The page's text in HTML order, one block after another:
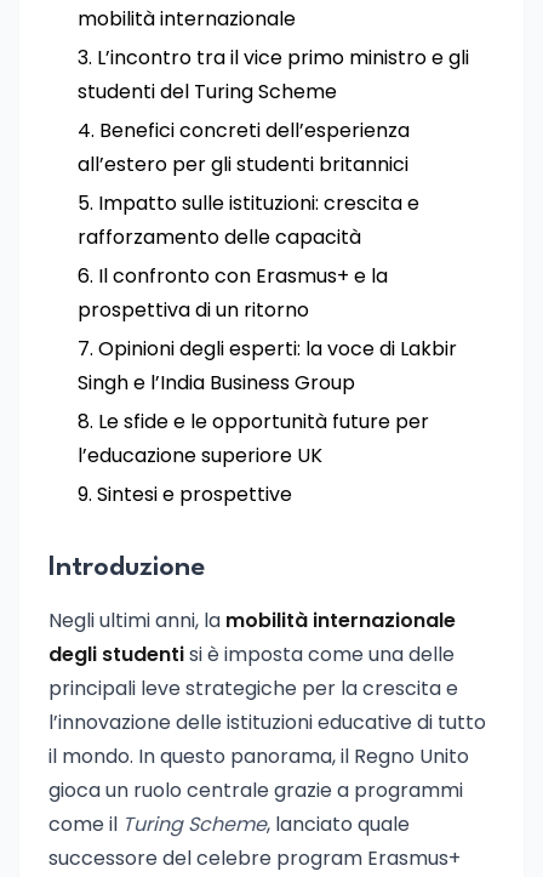
mobilità internazionale
L’incontro tra il vice primo ministro e gli
studenti del Turing Scheme
Benefici concreti dell’esperienza
all’estero per gli studenti britannici
Impatto sulle istituzioni: crescita e
rafforzamento delle capacità
Il confronto con Erasmus+ e la
prospettiva di un ritorno
Opinioni degli esperti: la voce di Lakbir
Singh e l’India Business Group
Le sfide e le opportunità future per
l’educazione superiore UK
Sintesi e prospettive
Introduzione
Negli ultimi anni, la mobilità internazionale
degli studentisi è imposta come una delle
principali leve strategiche per la crescita e
l’innovazione delle istituzioni educative di tutto
il mondo. In questo panorama, il Regno Unito
gioca un ruolo centrale grazie a programmi
come il Turing Scheme, lanciato quale
successore del celebre program Erasmus+